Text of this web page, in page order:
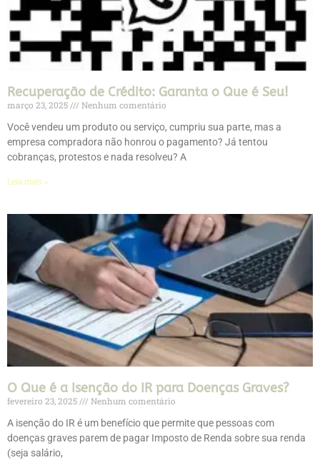
Recuperação de Crédito: Garanta o Que é Seu!
março 23, 2025
Nenhum comentário
Você vendeu um produto ou serviço, cumpriu sua parte, mas a
empresa compradora não honrou o pagamento? Já tentou
cobranças, protestos e nada resolveu? A
Leia mais »
O Que é a Isenção do IR para Doenças Graves?
fevereiro 23, 2025
Nenhum comentário
A isenção do IR é um benefício que permite que pessoas com
doenças graves parem de pagar Imposto de Renda sobre sua renda
(seja salário,